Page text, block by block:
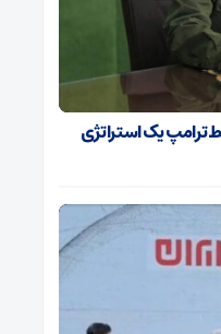
ترامپ یک استراتژی